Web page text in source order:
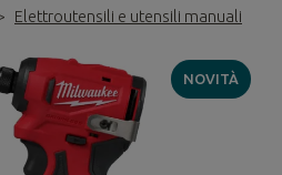
Elettroutensili e utensili manuali
NOVITÀ